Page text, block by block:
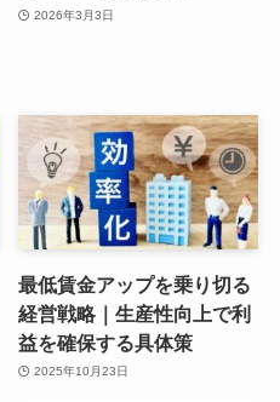
2026年3月3日
最低賃金アップを乗り切る
経営戦略｜生産性向上で利
益を確保する具体策
2025年10月23日